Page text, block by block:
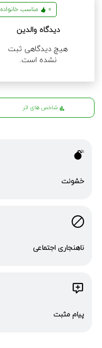
0 مناسب خانواده
دیدگاه والدین
هیچ دیدگاهی ثبت
نشده است.
شاخص های اثر
خشونت
ناهنجاری‌ اجتماعی
پیام مثبت